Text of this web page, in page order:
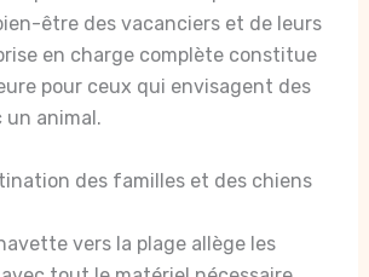
être des vacanciers et de leurs
en charge complète constitue
pour ceux qui envisagent des
un animal.
des familles et des chiens
vers la plage allège les